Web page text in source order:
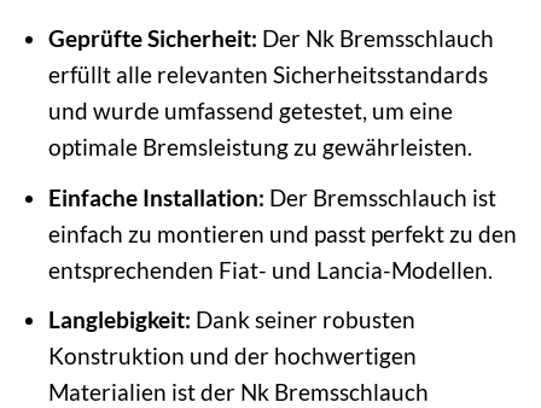
Geprüfte Sicherheit: Der Nk Bremsschlauch
erfüllt alle relevanten Sicherheitsstandards
und wurde umfassend getestet, um eine
optimale Bremsleistung zu gewährleisten.
Einfache Installation: Der Bremsschlauch ist
einfach zu montieren und passt perfekt zu den
entsprechenden Fiat- und Lancia-Modellen.
Langlebigkeit: Dank seiner robusten
Konstruktion und der hochwertigen
Materialien ist der Nk Bremsschlauch